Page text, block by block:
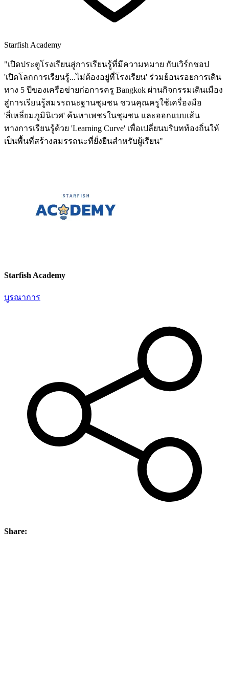
Starfish Academy
"เปิดประตูโรงเรียนสู่การเรียนรู้ที่มีความหมาย กับเวิร์กชอป
'เปิดโลกการเรียนรู้...ไม่ต้องอยู่ที่โรงเรียน' ร่วมย้อนรอยการเดิน
ทาง 5 ปีของเครือข่ายก่อการครู Bangkok ผ่านกิจกรรมเดินเมือง
สู่การเรียนรู้สมรรถนะฐานชุมชน ชวนคุณครูใช้เครื่องมือ
'สี่เหลี่ยมภูมินิเวศ' ค้นหาเพชรในชุมชน และออกแบบเส้น
ทางการเรียนรู้ด้วย 'Learning Curve' เพื่อเปลี่ยนบริบทท้องถิ่นให้
เป็นพื้นที่สร้างสมรรถนะที่ยั่งยืนสำหรับผู้เรียน"
Starfish Academy
บูรณาการ
Share: